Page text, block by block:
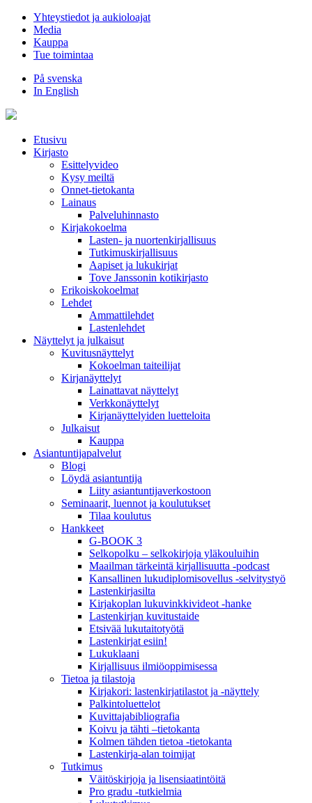
Hyppää
sisältöön
Yhteystiedot ja aukioloajat
Media
Kauppa
Tue toimintaa
På svenska
In English
Etusivu
Kirjasto
Esittelyvideo
Kysy meiltä
Onnet-tietokanta
Lainaus
Palveluhinnasto
Kirjakokoelma
Lasten- ja nuortenkirjallisuus
Tutkimuskirjallisuus
Aapiset ja lukukirjat
Tove Janssonin kotikirjasto
Erikoiskokoelmat
Lehdet
Ammattilehdet
Lastenlehdet
Näyttelyt ja julkaisut
Kuvitusnäyttelyt
Kokoelman taiteilijat
Kirjanäyttelyt
Lainattavat näyttelyt
Verkkonäyttelyt
Kirjanäyttelyiden luetteloita
Julkaisut
Kauppa
Asiantuntija­palvelut
Blogi
Löydä asiantuntija
Liity asiantuntijaverkostoon
Seminaarit, luennot ja koulutukset
Tilaa koulutus
Hankkeet
G-BOOK 3
Selkopolku – selkokirjoja yläkouluihin
Maailman tärkeintä kirjallisuutta -podcast
Kansallinen lukudiplomisovellus -selvitystyö
Lastenkirjasilta
Kirjakoplan lukuvinkkivideot -hanke
Lastenkirjan kuvitustaide
Etsivää lukutaitotyötä
Lastenkirjat esiin!
Lukuklaani
Kirjallisuus ilmiöoppimisessa
Tietoa ja tilastoja
Kirjakori: lastenkirjatilastot ja -näyttely
Palkintoluettelot
Kuvittaja­bibliografia
Koivu ja tähti –tietokanta
Kolmen tähden tietoa -tietokanta
Lastenkirja-alan toimijat
Tutkimus
Väitöskirjoja ja lisensiaatintöitä
Pro gradu -tutkielmia